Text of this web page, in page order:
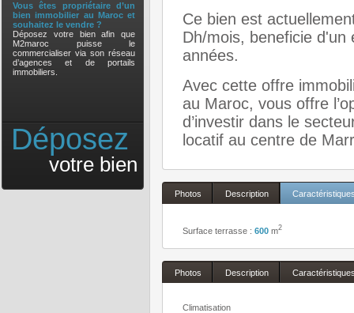
Vous êtes propriétaire d’un
bien immobilier au Maroc et
souhaitez le vendre ?
Déposez votre bien afin que
M2maroc puisse le
commercialiser via son réseau
d’agences et de portails
immobiliers.
Déposez
votre bien
Ce bien est
Dh/mois, beneficie d'un
années.
Avec cette offre
au Maroc, vous offre
d’investir dans le
locatif au centre de
Photos Description
Surface terrasse : 600 m2
Photos Description
Climatisation